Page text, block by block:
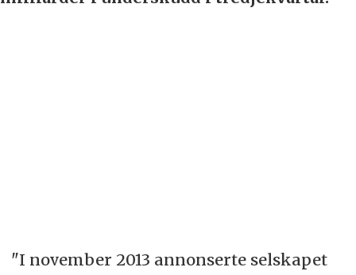
"I november 2013 annonserte selskapet